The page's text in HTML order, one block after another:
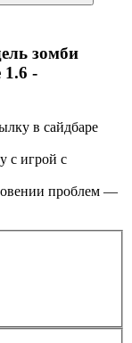
зомби
1.6 -
в сайдбаре
с игрой с
проблем —